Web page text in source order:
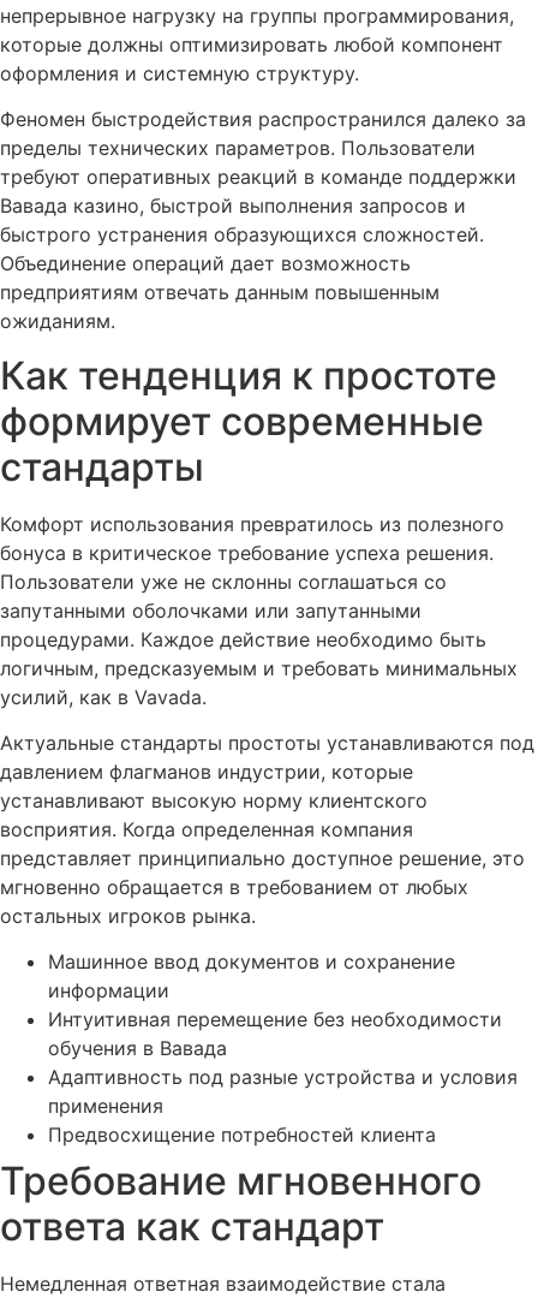
непрерывное нагрузку на группы программирования,
которые должны оптимизировать любой компонент
оформления и системную структуру.
Феномен быстродействия распространился далеко за
пределы технических параметров. Пользователи
требуют оперативных реакций в команде поддержки
Вавада казино, быстрой выполнения запросов и
быстрого устранения образующихся сложностей.
Объединение операций дает возможность
предприятиям отвечать данным повышенным
ожиданиям.
Как тенденция к простоте
формирует современные
стандарты
Комфорт использования превратилось из полезного
бонуса в критическое требование успеха решения.
Пользователи уже не склонны соглашаться со
запутанными оболочками или запутанными
процедурами. Каждое действие необходимо быть
логичным, предсказуемым и требовать минимальных
усилий, как в Vavada.
Актуальные стандарты простоты устанавливаются под
давлением флагманов индустрии, которые
устанавливают высокую норму клиентского
восприятия. Когда определенная компания
представляет принципиально доступное решение, это
мгновенно обращается в требованием от любых
остальных игроков рынка.
Машинное ввод документов и сохранение
информации
Интуитивная перемещение без необходимости
обучения в Вавада
Адаптивность под разные устройства и условия
применения
Предвосхищение потребностей клиента
Требование мгновенного
ответа как стандарт
Немедленная ответная взаимодействие стала